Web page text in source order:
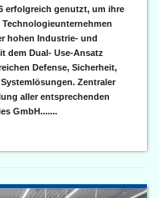
erfolgreich genutzt, um ihre
hohen Industrie- und
dem Dual- Use-Ansatz
Defense, Sicherheit,
Zentraler
aller entsprechenden
GmbH.......